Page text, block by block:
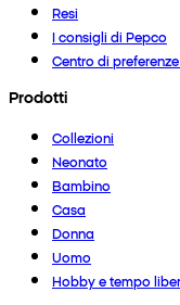
Resi
I consigli di Pepco
Centro di
Prodotti
Collezioni
Neonato
Bambino
Casa
Donna
Uomo
Hobby e tempo